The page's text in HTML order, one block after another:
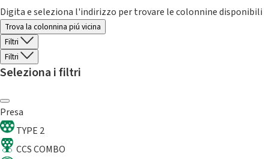
Digita e seleziona l'indirizzo per trovare le colonnine disponibili
Trova la colonnina piú vicina
Filtri
Filtri
Seleziona i filtri
Presa
TYPE 2
CCS COMBO